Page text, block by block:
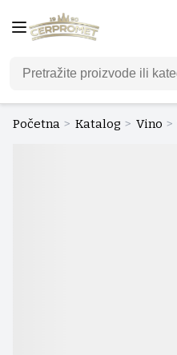
Početna > Katalog > Vino >